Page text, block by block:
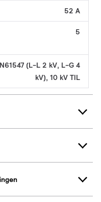
52 A
5
(L-L 2 kV, L-G 4
kV), 10 kV TIL